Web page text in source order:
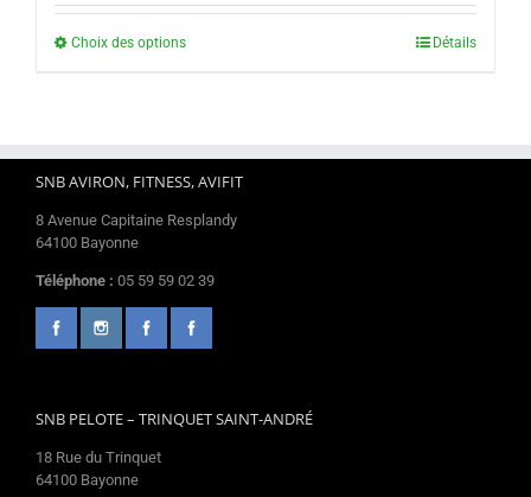
initial
Choix des options Détails
SNB AVIRON, FITNESS, AVIFIT
8 Avenue Capitaine Resplandy
64100 Bayonne
Téléphone : 05 59 59 02 39
SNB PELOTE – TRINQUET SAINT-ANDRÉ
18 Rue du Trinquet
64100 Bayonne